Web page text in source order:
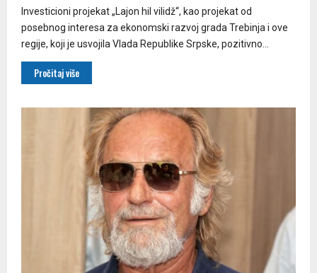
Investicioni projekat „Lajon hil vilidž“, kao projekat od
posebnog interesa za ekonomski razvoj grada Trebinja i ove
regije, koji je usvojila Vlada Republike Srpske, pozitivno...
Pročitaj više